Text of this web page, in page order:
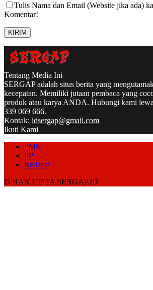
Tulis Nama dan Email (Website jika ada)
Komentar!
Tentang Media Ini
SERGAP adalah situs berita yang
kecepatan. Memiliki jutaan pembaca yang
produk atau karya ANDA. Hubungi kami
339 069 666.
Kontak: idsergap@gmail.com
Ikuti Kami
PMS
PP
Redaksi
© HAK CIPTA SERGAP.ID